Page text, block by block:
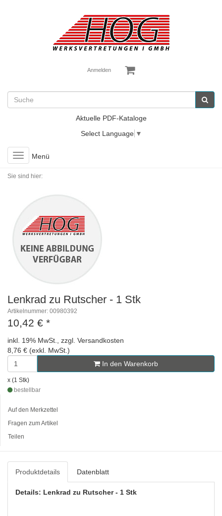
Anmelden
Aktuelle PDF-Kataloge
Select Language ▼
Toggle
navigation
Menü
Sie sind hier:
Lenkrad zu Rutscher - 1 Stk
Artikelnummer: 00980392
10,42 € *
inkl. 19% MwSt., zzgl. Versandkosten
8,76 € (exkl. MwSt.)
In den Warenkorb
x (1 Stk)
bestellbar
Auf den Merkzettel
Fragen zum Artikel
Teilen
Produktdetails Datenblatt
Details: Lenkrad zu Rutscher - 1 Stk